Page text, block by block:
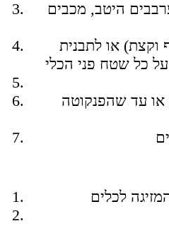
היטב, מכבים
וקצת) או לתבנית
לפחות או עד שהפנקוטה